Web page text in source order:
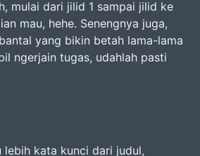
mulai dari jilid 1 sampai jilid ke
mau, hehe. Senengnya juga,
yang bikin betah lama-lama
ngerjain tugas, udahlah pasti
lebih kata kunci dari judul,